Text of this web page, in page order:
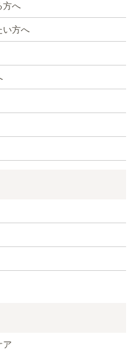
方へ
い方へ
ア